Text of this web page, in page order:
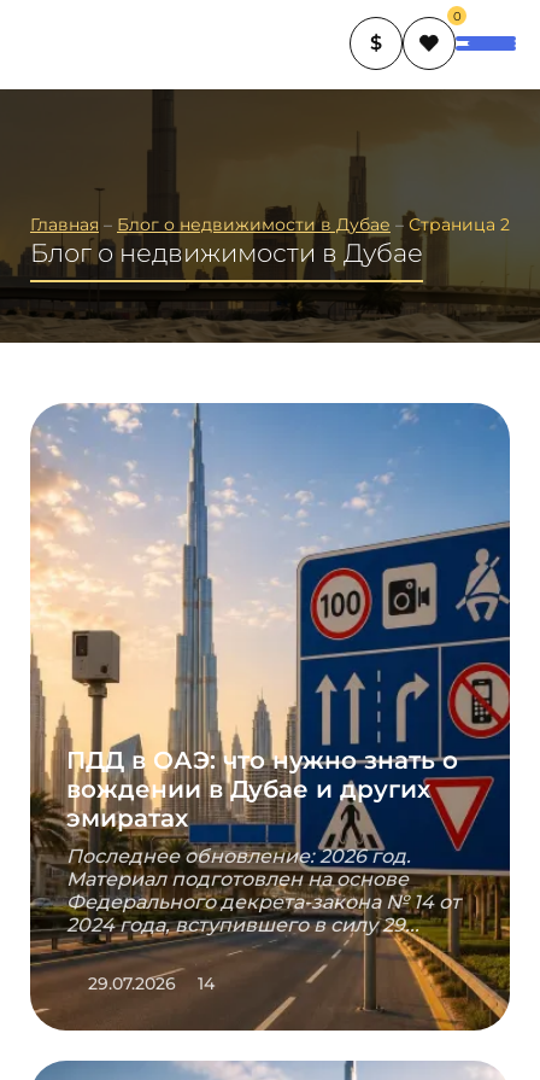
$
0
Главная – Блог о недвижимости в Дубае – Страница 2
Блог о недвижимости в Дубае
ПДД в ОАЭ: что нужно знать о
вождении в Дубае и других
эмиратах
Последнее обновление: 2026 год.
Материал подготовлен на основе
Федерального декрета-закона № 14 от
2024 года, вступившего в силу 29...
29.07.2026 14